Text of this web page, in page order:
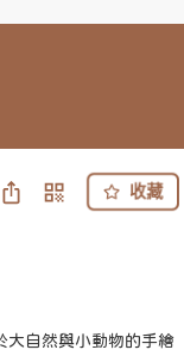
收藏
大自然與小動物的手繪